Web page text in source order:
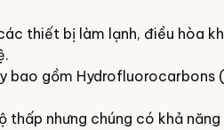
thiết bị làm lạnh, điều hòa
bao gồm Hydrofluorocarbons
thấp nhưng chúng có khả